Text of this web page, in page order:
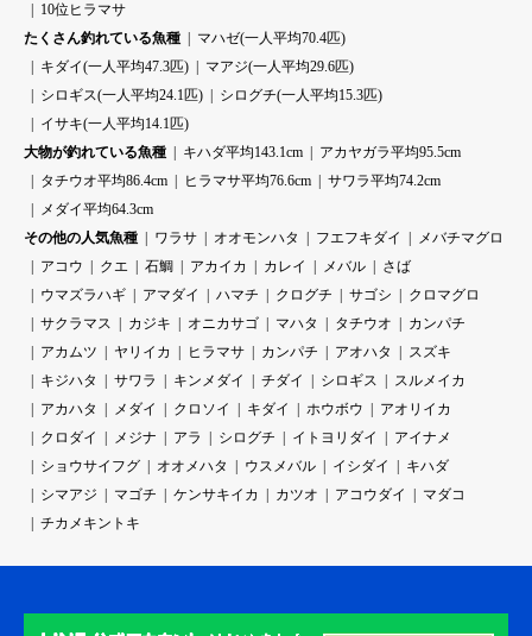
10位ヒラマサ
たくさん釣れている魚種
マハゼ(一人平均70.4匹)
キダイ(一人平均47.3匹)
マアジ(一人平均29.6匹)
シロギス(一人平均24.1匹)
シログチ(一人平均15.3匹)
イサキ(一人平均14.1匹)
大物が釣れている魚種
キハダ平均143.1cm
アカヤガラ平均95.5cm
タチウオ平均86.4cm
ヒラマサ平均76.6cm
サワラ平均74.2cm
メダイ平均64.3cm
その他の人気魚種
ワラサ オオモンハタ フエフキダイ
メバチマグロ
アコウ
クエ 石鯛 アカイカ カレイ メバル
さば
ウマズラハギ
アマダイ ハマチ クログチ サゴシ
クロマグロ
サクラマス
カジキ オニカサゴ マハタ タチウオ
カンパチ
アカムツ
ヤリイカ ヒラマサ カンパチ アオハタ
スズキ
キジハタ
サワラ キンメダイ チダイ シロギス
スルメイカ
アカハタ
メダイ クロソイ キダイ ホウボウ
アオリイカ
クロダイ
メジナ アラ シログチ イトヨリダイ
アイナメ
ショウサイフグ
オオメハタ ウスメバル イシダイ
キハダ
シマアジ
マゴチ ケンサキイカ カツオ アコウダイ
マダコ
チカメキントキ